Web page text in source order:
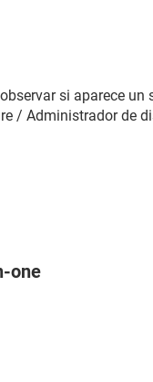
si aparece un
/ Administrador de
one